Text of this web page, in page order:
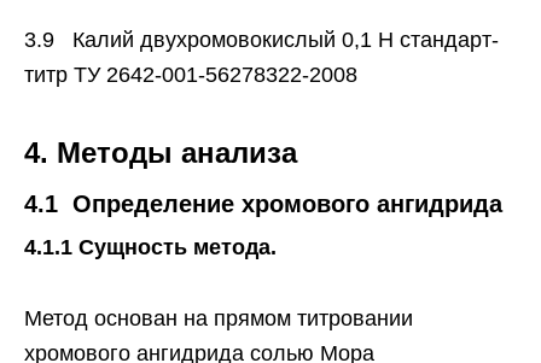
3.9 Калий двухромовокислый 0,1 Н стандарт-
титр ТУ 2642-001-56278322-2008
4. Методы анализа
4.1 Определение хромового ангидрида
4.1.1 Сущность метода.
Метод основан на прямом титровании
хромового ангидрида солью Мора